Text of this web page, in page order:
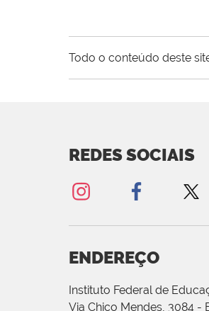
Todo o conteúdo deste
REDES SOCIAIS
ENDEREÇO
Instituto Federal de
Via Chico Mendes, 3084 -